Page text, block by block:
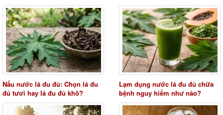
Nấu nước lá đu đủ: Chọn lá đu
đủ tươi hay lá đu đủ khô?
Lạm dụng nước lá đu đủ chữa
bệnh nguy hiểm như nào?